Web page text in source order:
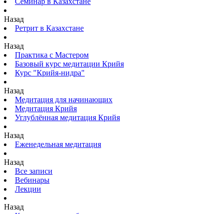
Назад
Ретрит в Казахстане
Назад
Практика с Мастером
Базовый курс медитации Крийя
Курс "Крийя-нидра"
Назад
Медитация для начинающих
Медитация Крийя
Углублённая медитация Крийя
Назад
Еженедельная медитация
Назад
Все записи
Вебинары
Лекции
Назад